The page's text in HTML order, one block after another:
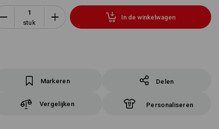
stuk
In de winkelwagen
Markeren Delen
Vergelijken Personaliseren